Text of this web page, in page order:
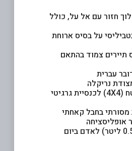
חזור עם אל על, כולל
על בסיס ארוחת
תיירים צמוד בהתאם
עברית
נריקלה
עלייה ברכבי שטח (4X4) לכנסיית גרגיטי
מסורתי בחבל קאחתי
אופליסציחה